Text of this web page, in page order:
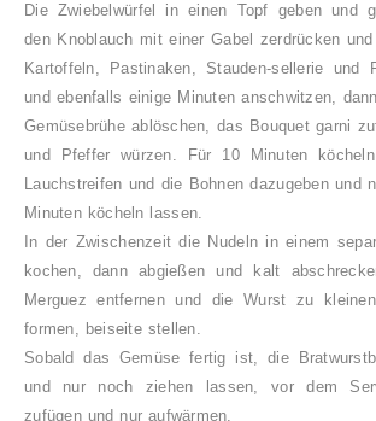
Die Zwiebelwürfel in einen Topf geben und
den Knoblauch mit einer Gabel zerdrücken
Kartoffeln, Pastinaken, Stauden-sellerie und
und ebenfalls einige Minuten anschwitzen,
Gemüsebrühe ablöschen, das Bouquet garni
und Pfeffer würzen. Für 10 Minuten
Lauchstreifen und die Bohnen dazugeben und
Minuten köcheln lassen.
In der Zwischenzeit die Nudeln in einem
kochen, dann abgießen und kalt
Merguez entfernen und die Wurst zu
formen, beiseite stellen.
Sobald das Gemüse fertig ist, die
und nur noch ziehen lassen, vor dem
zufügen und nur aufwärmen.